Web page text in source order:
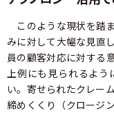
このような現状を踏
みに対して大幅な見直
員の顧客対応に対する
上例にも見られるよう
い。寄せられたクレー
締めくくり（クロージ